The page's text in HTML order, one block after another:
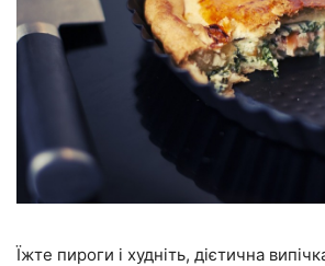
Їжте пироги і худніть, дієтична